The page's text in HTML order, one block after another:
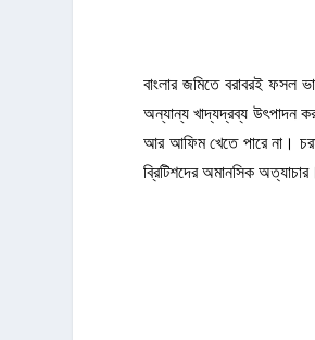
বাংলার জমিতে বরাবরই ফসল
অন্যান্য খাদ্যদ্রব্য উৎপাদন
আর আফিম খেতে পারে না।
ব্রিটিশদের অমানসিক